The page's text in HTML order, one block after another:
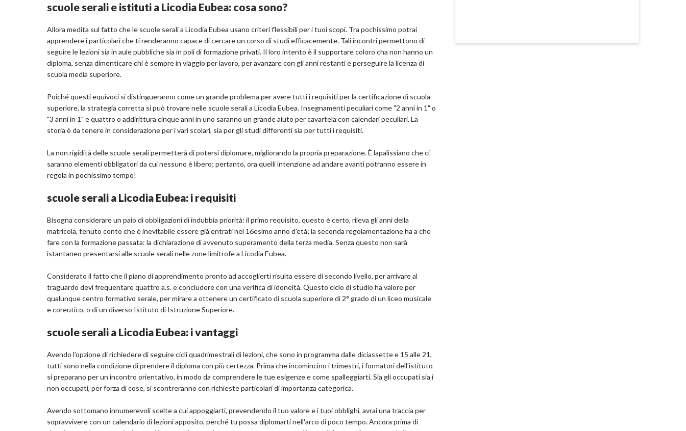
scuole serali e istituti a Licodia Eubea: cosa sono?
Allora medita sul fatto che le scuole serali a Licodia Eubea usano criteri flessibili per i tuoi scopi. Tra pochissimo potrai
apprendere i particolari che ti renderanno capace di cercare un corso di studi efficacemente. Tali incontri permettono di
seguire le lezioni sia in aule pubbliche sia in poli di formazione privati. Il loro intento è il supportare coloro cha non hanno un
diploma, senza dimenticare chi è sempre in viaggio per lavoro, per avanzare con gli anni restanti e perseguire la licenza di
scuola media superiore.
Poiché questi equivoci si distingueranno come un grande problema per avere tutti i requisiti per la certificazione di scuola
superiore, la strategia corretta si può trovare nelle scuole serali a Licodia Eubea. Insegnamenti peculiari come "2 anni in 1" o
"3 anni in 1" e quattro o addirittura cinque anni in uno saranno un grande aiuto per cavartela con calendari peculiari. La
storia è da tenere in considerazione per i vari scolari, sia per gli studi differenti sia per tutti i requisiti.
La non rigidità delle scuole serali permetterà di potersi diplomare, migliorando la propria preparazione. È lapalissiano che ci
saranno elementi obbligatori da cui nessuno è libero; pertanto, ora quelli intenzione ad andare avanti potranno essere in
regola in pochissimo tempo!
scuole serali a Licodia Eubea: i requisiti
Bisogna considerare un paio di obbligazioni di indubbia priorità: il primo requisito, questo è certo, rileva gli anni della
matricola, tenuto conto che è inevitabile essere già entrati nel 16esimo anno d'età; la seconda regolamentazione ha a che
fare con la formazione passata: la dichiarazione di avvenuto superamento della terza media. Senza questo non sarà
istantaneo presentarsi alle scuole serali nelle zone limitrofe a Licodia Eubea.
Considerato il fatto che il piano di apprendimento pronto ad accoglierti risulta essere di secondo livello, per arrivare al
traguardo devi frequentare quattro a.s. e concludere con una verifica di idoneità. Questo ciclo di studio ha valore per
qualunque centro formativo serale, per mirare a ottenere un certificato di scuola superiore di 2° grado di un liceo musicale
e coreutico, o di un diverso Istituto di Istruzione Superiore.
scuole serali a Licodia Eubea: i vantaggi
Avendo l'opzione di richiedere di seguire cicli quadrimestrali di lezioni, che sono in programma dalle diciassette e 15 alle 21,
tutti sono nella condizione di prendere il diploma con più certezza. Prima che incomincino i trimestri, i formatori dell'istituto
si preparano per un incontro orientativo, in modo da comprendere le tue esigenze e come spalleggiarti. Sia gli occupati sia i
non occupati, per forza di cose, si scontreranno con richieste particolari di importanza categorica.
Avendo sottomano innumerevoli scelte a cui appoggiarti, prevendendo il tuo valore e i tuoi obblighi, avrai una traccia per
sopravvivere con un calendario di lezioni apposito, perché tu possa diplomarti nell'arco di poco tempo. Ancora prima di